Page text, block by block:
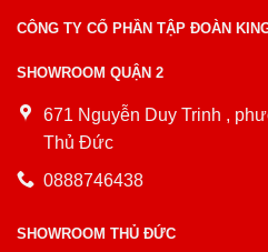
CÔNG TY CỔ PHẦN TẬP ĐOÀN
SHOWROOM QUẬN 2
671 Nguyễn Duy Trinh ,
Thủ Đức
0888746438
SHOWROOM THỦ ĐỨC